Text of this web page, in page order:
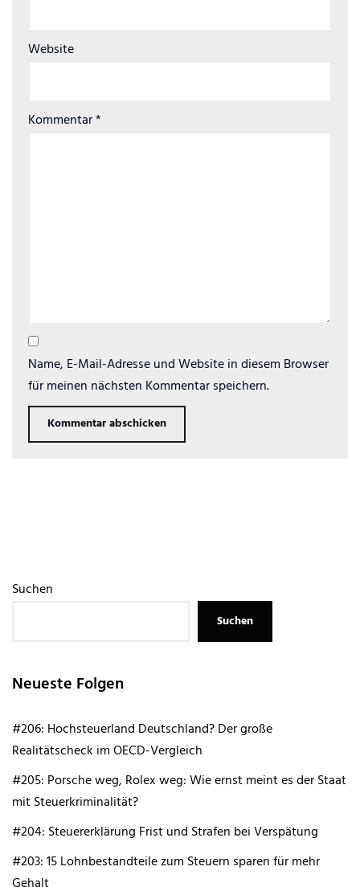
Website
Kommentar*
Name, E-Mail-Adresse und Website in diesem Browser
für meinen nächsten Kommentar speichern.
Suchen
Suchen
Neueste Folgen
#206: Hochsteuerland Deutschland? Der große
Realitätscheck im OECD-Vergleich
#205: Porsche weg, Rolex weg: Wie ernst meint es der Staat
mit Steuerkriminalität?
#204: Steuererklärung Frist und Strafen bei Verspätung
#203: 15 Lohnbestandteile zum Steuern sparen für mehr